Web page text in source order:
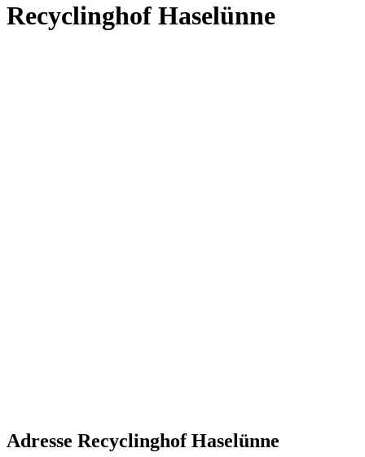
Recyclinghof Haselünne
Adresse Recyclinghof Haselünne